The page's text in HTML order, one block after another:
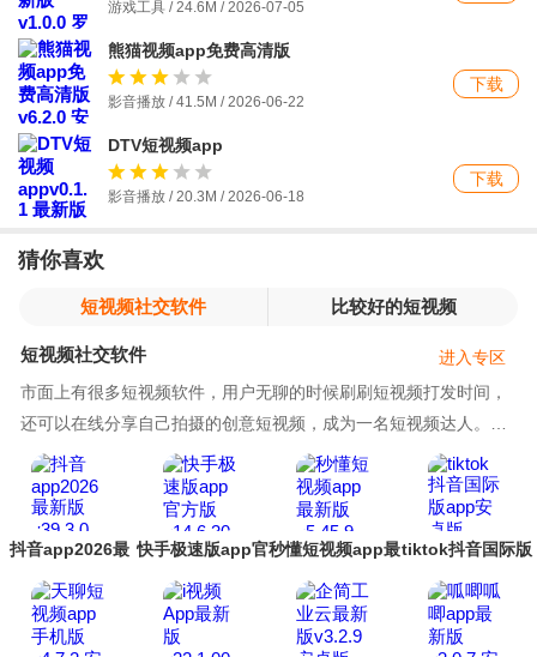
游戏工具 / 24.6M / 2026-07-05
熊猫视频app免费高清版
影音播放 / 41.5M / 2026-06-22
下载
DTV短视频app
影音播放 / 20.3M / 2026-06-18
下载
猜你喜欢
短视频社交软件 比较好的短视频
短视频社交软件
市面上有很多短视频软件，用户无聊的时候刷刷短视频打发时间，
还可以在线分享自己拍摄的创意短视频，成为一名短视频达人。这
类短视频软件还有交友社交的功能，用户可以在线
进入专区
抖音app2026最 快手极速版app官秒懂短视频app最tiktok抖音国际版